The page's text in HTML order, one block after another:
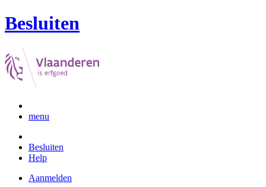
Besluiten
menu
Besluiten
Help
Aanmelden